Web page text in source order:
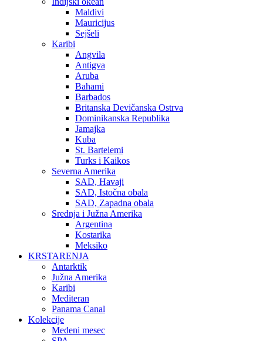
Maldivi
Mauricijus
Sejšeli
Karibi
Angvila
Antigva
Aruba
Bahami
Barbados
Britanska Devičanska Ostrva
Dominikanska Republika
Jamajka
Kuba
St. Bartelemi
Turks i Kaikos
Severna Amerika
SAD, Havaji
SAD, Istočna obala
SAD, Zapadna obala
Srednja i Južna Amerika
Argentina
Kostarika
Meksiko
KRSTARENJA
Antarktik
Južna Amerika
Karibi
Mediteran
Panama Canal
Kolekcije
Medeni mesec